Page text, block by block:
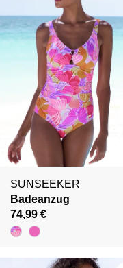
SUNSEEKER
Badeanzug
74,99 €